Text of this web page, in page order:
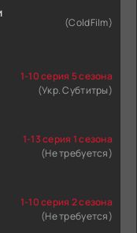
(ColdFilm)
1-10 серия 5 сезона
(Укр. Субтитры)
1-13 серия 1 сезона
(Не требуется)
1-10 серия 2 сезона
(Не требуется)